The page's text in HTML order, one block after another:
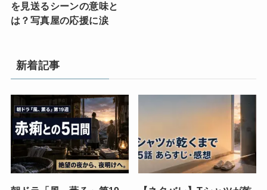
を見送るシーンの意味と
は？写真屋の応援に涙
新着記事